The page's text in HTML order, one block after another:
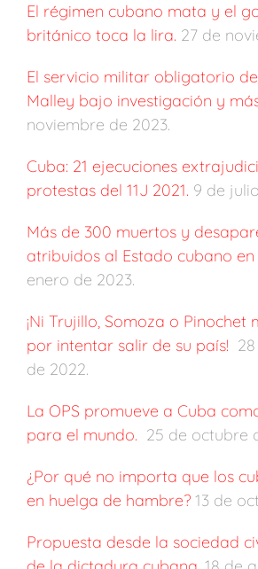
El régimen cubano mata y el
británico toca la lira. 27 de
El servicio militar obligatorio
Malley bajo investigación y
noviembre de 2023.
Cuba: 21 ejecuciones
protestas del 11J 2021. 9 de
Más de 300 muertos y
atribuidos al Estado cubano en
enero de 2023.
¡Ni Trujillo, Somoza o Pinochet
por intentar salir de su país!
de 2022.
La OPS promueve a Cuba
para el mundo. 25 de octubre
¿Por qué no importa que los
en huelga de hambre? 13 de
Propuesta desde la sociedad